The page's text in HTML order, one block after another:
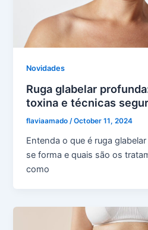
Novidades
Ruga glabelar
toxina e técnicas
flaviaamado /October 11, 2024
Entenda o que é ruga
se forma e quais são os
como